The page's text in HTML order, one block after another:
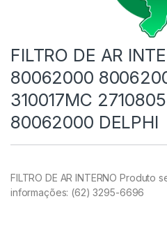
FILTRO DE AR
80062000
310017MC
80062000 DELPHI
FILTRO DE AR INTERNO Produto
informações: (62) 3295-6696